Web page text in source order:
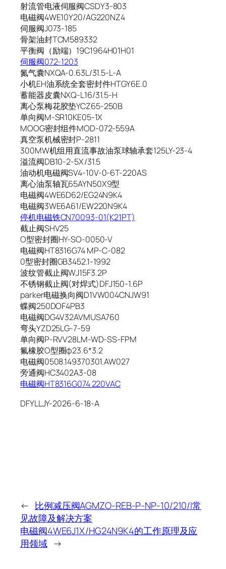
射流管电液伺服阀CSDY3-803
电磁阀4WE10Y20/AG220NZ4
伺服阀J073-185
骨架油封TCM589332
平衡阀（励端）19C1964H01H01
伺服阀072-1203
氮气囊NXQA-0.63L/31.5-L-A
小机EH油系统全套密封件HTGY6E.0
蓄能器皮囊NXQ-L16/31.5-H
离心泵梅花胶垫YCZ65-250B
单向阀M-SR10KE05-1X
MOOG密封组件MOD-072-559A
真空泵机械密封P-2811
300MW机组用直流事故油泵球轴承套125LY-23-4
溢流阀DB10-2-5X/31.5
油动机电磁阀SV4-10V-0-6T-220AS
离心油泵轴瓦65AYN50X9型
电磁阀4WE6D62/EG24N9K4
电磁阀3WE6A61/EW220N9K4
停机电磁铁CN70093-01(K21PT)
截止阀SHV25
O型密封圈HY-SO-0050-V
电磁阀HT8316G74 MP-C-082
0型密封圈GB3452.1-1992
波纹管截止阀WJ15F3.2P
不锈钢截止阀(对焊式)DFJ150-1.6P
parker电磁换向阀D1VW004CNJW91
蝶阀250DOF4PB3
电磁阀DG4V32AVMUSA760
弯头YZD25LG-7-59
单向阀P-RVV28LM-WD-SS-FPM
氟橡胶O型圈φ23.6*3.2
电磁阀0508.149370301.AW027
旁通阀HC3402A3-08
电磁阀HT8316G074 220VAC
DFYLLJY-2026-6-18-A
← 比例减压阀AGMZO-REB-P-NP-10/210/I常
见故障及解决方案
电磁阀4WE6J1X/HG24N9K4的工作原理及应
用领域 →